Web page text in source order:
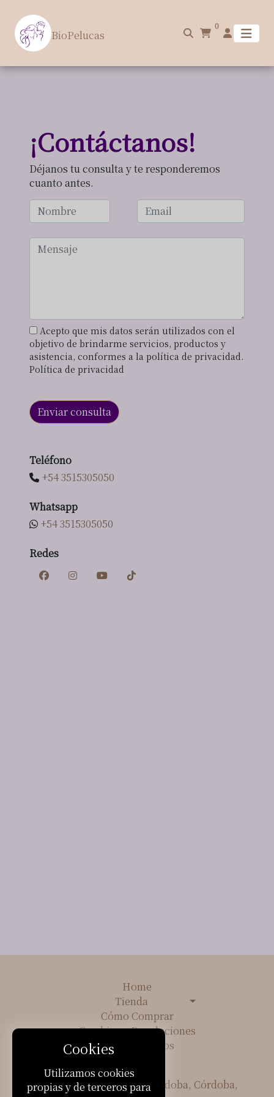
Cookies
Utilizamos cookies
propias y de terceros para
BioPelucas
0
¡Contáctanos!
Déjanos tu consulta y te responderemos
cuanto antes.
Acepto que mis datos serán utilizados con el
objetivo de brindarme servicios, productos y
asistencia, conformes a la política de privacidad.
Política de privacidad
Enviar consulta
Teléfono
+54 3515305050
Whatsapp
+54 3515305050
Redes
Home
Tienda
Cómo Comprar
Cambios y Devoluciones
Sobre Nosotros
Cerro de las Rosas, Córdoba, Córdoba,